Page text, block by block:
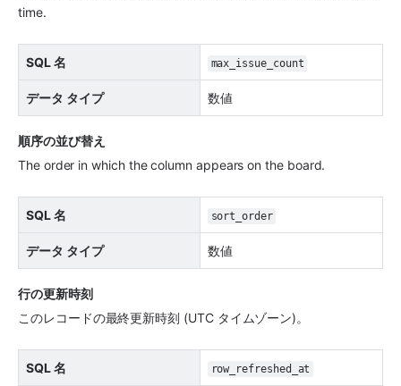
time.
SQL 名 max_issue_count
データ タイプ 数値
順序の並び替え
The order in which the column appears on the board.
SQL 名 sort_order
データ タイプ 数値
行の更新時刻
このレコードの最終更新時刻 (UTC タイムゾーン)。
SQL 名 row_refreshed_at